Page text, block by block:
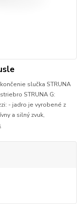
slučka STRUNA
STRUNA G:
- jadro je vyrobené z
a silný zvuk,